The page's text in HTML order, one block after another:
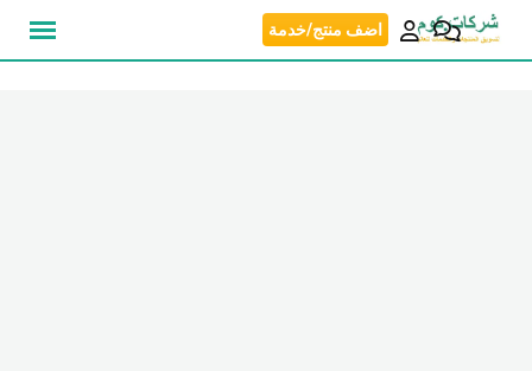
انتقل
اضف منتج/خدمة